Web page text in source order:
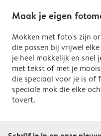
Maak je eigen
Mokken met foto's zijn
die passen bij vrijwel
je heel makkelijk en snel
met tekst of met je
die speciaal voor je is of
speciale mok die elke
tovert.